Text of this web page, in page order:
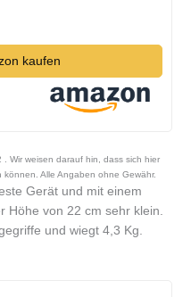
kaufen
Wir weisen darauf hin, dass sich hier
Alle Angaben ohne Gewähr.
Gerät und mit einem
Höhe von 22 cm sehr klein.
und wiegt 4,3 Kg.